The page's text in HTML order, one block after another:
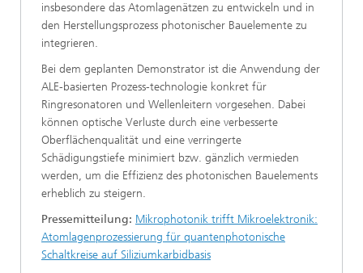
insbesondere das Atomlagenätzen zu entwickeln und in
den Herstellungsprozess photonischer Bauelemente zu
integrieren.
Bei dem geplanten Demonstrator ist die Anwendung der
ALE-basierten Prozess-technologie konkret für
Ringresonatoren und Wellenleitern vorgesehen. Dabei
können optische Verluste durch eine verbesserte
Oberflächenqualität und eine verringerte
Schädigungstiefe minimiert bzw. gänzlich vermieden
werden, um die Effizienz des photonischen Bauelements
erheblich zu steigern.
Pressemitteilung: Mikrophotonik trifft Mikroelektronik:
Atomlagenprozessierung für quantenphotonische
Schaltkreise auf Siliziumkarbidbasis